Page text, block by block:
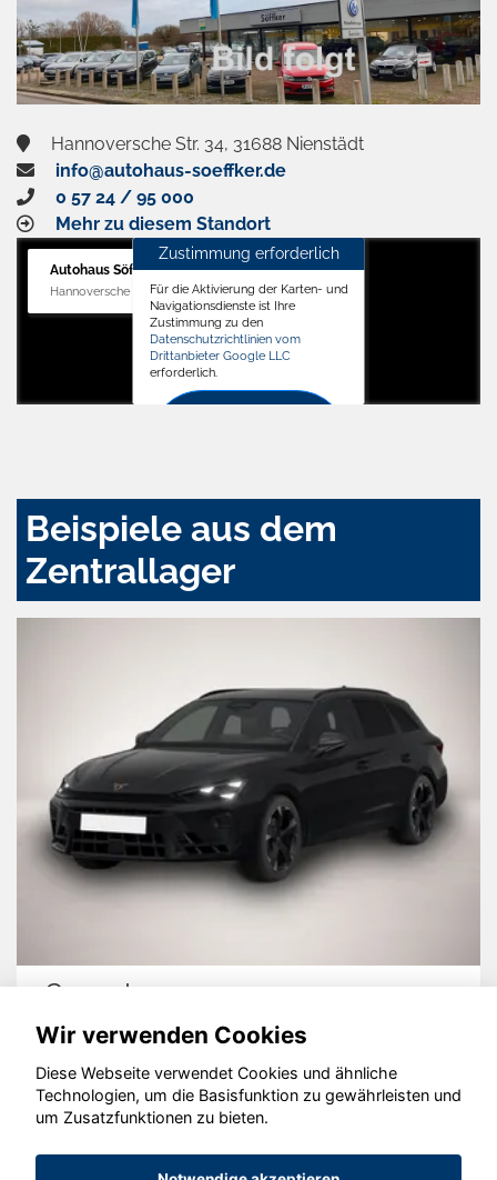
Hannoversche Str. 34, 31688 Nienstädt
info@autohaus-soeffker.de
0 57 24 / 95 000
Mehr zu diesem Standort
Autohaus Söffker GmbH
Hannoversche Str. 34, 31688 Nienstädt
Zustimmung erforderlich
Für die Aktivierung der Karten- und
Navigationsdienste ist Ihre
Zustimmung zu den
Datenschutzrichtlinien vom
Drittanbieter Google LLC
erforderlich.
Beispiele aus dem
Zentrallager
Cupra Leon
© konjunkturmotor.de GmbH 2020 - 2026
Wir verwenden Cookies
Diese Webseite verwendet Cookies und ähnliche
Technologien, um die Basisfunktion zu gewährleisten und
um Zusatzfunktionen zu bieten.